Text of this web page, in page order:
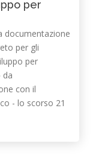
per
documentazione
per gli
per
da
con il
- lo scorso 21